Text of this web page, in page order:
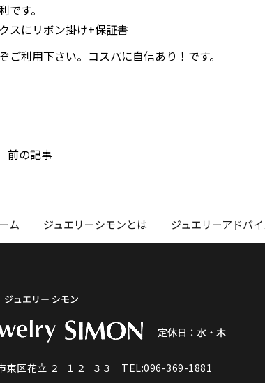
です。
スにリボン掛け+保証書
ご利用下さい。コスパに自信あり！です。
の記事
ム ジュエリーシモンとは ジュエリーアドバ
東区花立 ２−１２−３３ TEL:096-369-1881